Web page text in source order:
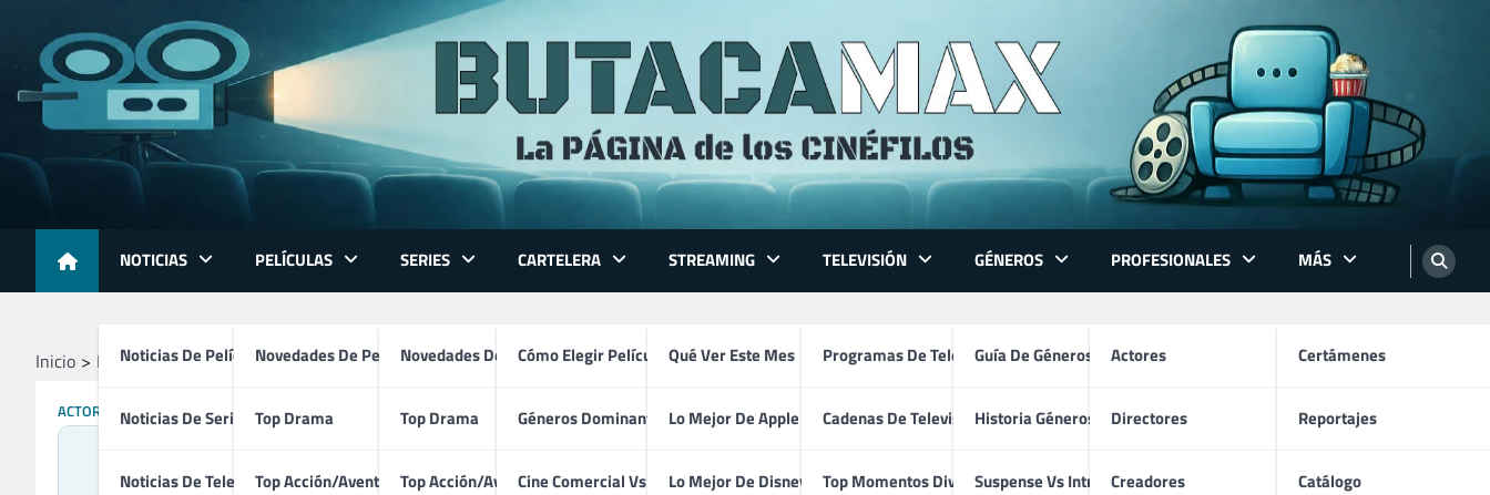
content
NOTICIAS
Noticias De Películas
Noticias De Series
Noticias De Televisión
PELÍCULAS
Novedades De Películas
Top Drama
Top Acción/Aventura
SERIES
Novedades De Series
Top Drama
Top Acción/Aventura
CARTELERA
Cómo Elegir Película
Géneros Dominantes
Cine Comercial Vs Autor
STREAMING
Qué Ver Este Mes
Lo Mejor De Apple TV
Lo Mejor De Disney+
TELEVISIÓN
Programas De Televisión
Cadenas De Televisión
Top Momentos Divertidos
GÉNEROS
Guía De Géneros
Historia Géneros TV
Suspense Vs Intriga
PROFESIONALES
Actores
Directores
Creadores
MÁS
Certámenes
Reportajes
Catálogo
Inicio Profesionales Directores Bob Saget
ACTORES DIRECTORES
Bob Saget